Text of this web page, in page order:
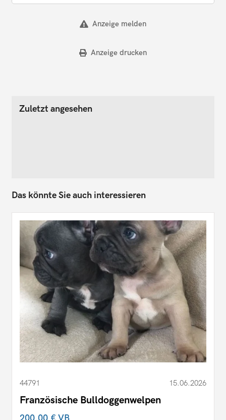
Anzeige melden
Anzeige drucken
Zuletzt angesehen
Das könnte Sie auch interessieren
44791 15.06.2026
Französische Bulldoggenwelpen